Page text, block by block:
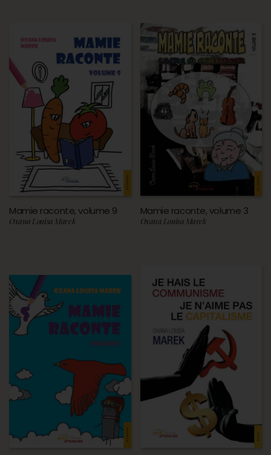
Mamie raconte, volume 9
Oxana Louisa Marek
Mamie raconte, volume 3
Oxana Louisa Marek